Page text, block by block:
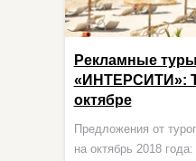
Рекламные
«ИНТЕРСИТИ»:
октябре
Предложения от
на октябрь 2018